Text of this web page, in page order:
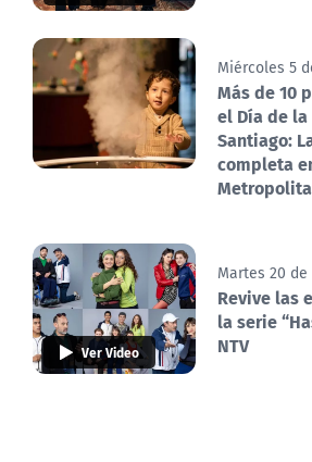
Miércoles 5
Más de 10
el Día de la
Santiago:
completa
Ver Video
Martes 20
Revive las
la serie
NTV